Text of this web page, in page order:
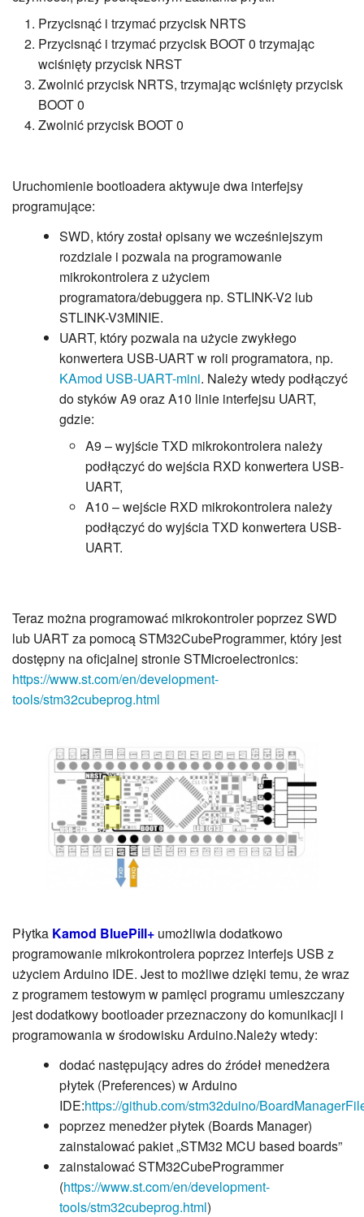
Przycisnąć i trzymać przycisk NRTS
Przycisnąć i trzymać przycisk BOOT 0 trzymając
wciśnięty przycisk NRST
Zwolnić przycisk NRTS, trzymając wciśnięty przycisk
BOOT 0
Zwolnić przycisk BOOT 0
Uruchomienie bootloadera aktywuje dwa interfejsy
programujące:
SWD, który został opisany we wcześniejszym
rozdziale i pozwala na programowanie
mikrokontrolera z użyciem
programatora/debuggera np. STLINK-V2 lub
STLINK-V3MINIE.
UART, który pozwala na użycie zwykłego
konwertera USB-UART w roli programatora, np.
KAmod USB-UART-mini. Należy wtedy podłączyć
do styków A9 oraz A10 linie interfejsu UART,
gdzie:
A9 – wyjście TXD mikrokontrolera należy
podłączyć do wejścia RXD konwertera USB-
UART,
A10 – wejście RXD mikrokontrolera należy
podłączyć do wyjścia TXD konwertera USB-
UART.
Teraz można programować mikrokontroler poprzez SWD
lub UART za pomocą STM32CubeProgrammer, który jest
dostępny na oficjalnej stronie STMicroelectronics:
https://www.st.com/en/development-
tools/stm32cubeprog.html
Płytka Kamod BluePill+ umożliwia dodatkowo
programowanie mikrokontrolera poprzez interfejs USB z
użyciem Arduino IDE. Jest to możliwe dzięki temu, że wraz
z programem testowym w pamięci programu umieszczany
jest dodatkowy bootloader przeznaczony do komunikacji i
programowania w środowisku Arduino.Należy wtedy:
dodać następujący adres do źródeł menedżera
płytek (Preferences) w Arduino
IDE:https://github.com/stm32duino/
poprzez menedżer płytek (Boards Manager)
zainstalować pakiet „STM32 MCU based boards”
zainstalować STM32CubeProgrammer
(https://www.st.com/en/development-
tools/stm32cubeprog.html)